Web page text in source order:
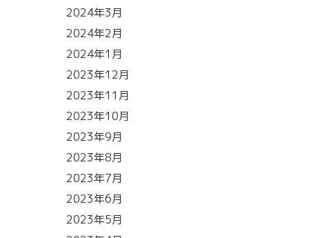
2024年3月
2024年2月
2024年1月
2023年12月
2023年11月
2023年10月
2023年9月
2023年8月
2023年7月
2023年6月
2023年5月